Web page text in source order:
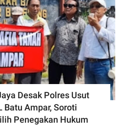
Desak Polres Usut
Batu Ampar, Soroti
Penegakan Hukum